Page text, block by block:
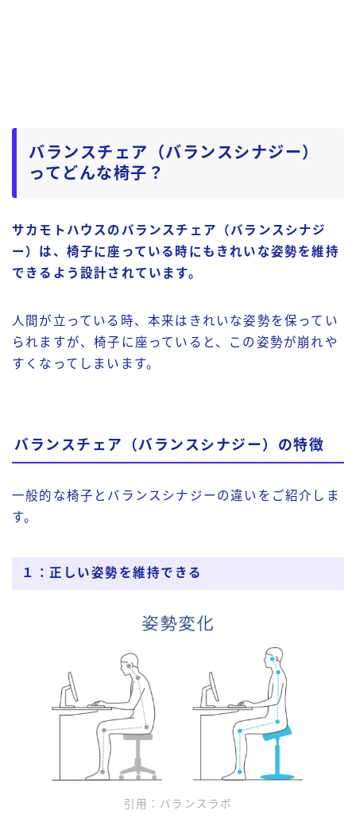
バランスチェア（バランスシナジー）
ってどんな椅子？
サカモトハウスのバランスチェア（バランスシナジ
ー）は、椅子に座っている時にもきれいな姿勢を維持
できるよう設計されています。
人間が立っている時、本来はきれいな姿勢を保ってい
られますが、椅子に座っていると、この姿勢が崩れや
すくなってしまいます。
バランスチェア（バランスシナジー）の特徴
一般的な椅子とバランスシナジーの違いをご紹介しま
す。
１：正しい姿勢を維持できる
引用：バランスラボ